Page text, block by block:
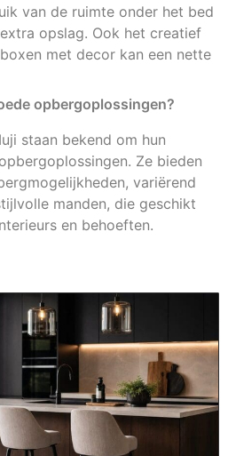
van de ruimte onder het bed
opslag. Ook het creatief
met decor kan een nette
opbergoplossingen?
staan bekend om hun
Ze bieden
variërend
manden, die geschikt
en behoeften.